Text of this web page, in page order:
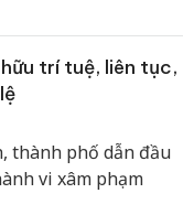
trí tuệ, liên tục,
thành phố dẫn đầu
vi xâm phạm